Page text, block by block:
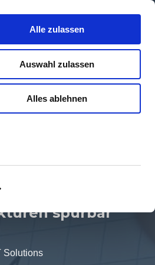
Alle zulassen
Auswahl zulassen
Alles ablehnen
bessere
."
klare
und unsere
spürbar
Solutions